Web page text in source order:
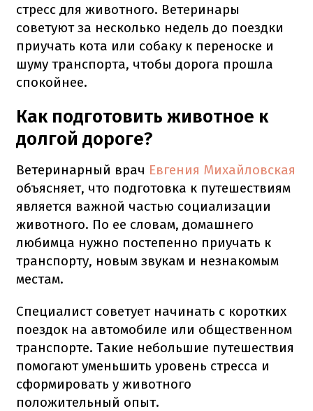
стресс для животного. Ветеринары
советуют за несколько недель до поездки
приучать кота или собаку к переноске и
шуму транспорта, чтобы дорога прошла
спокойнее.
Как подготовить животное к
долгой дороге?
Ветеринарный врач Евгения Михайловская
объясняет, что подготовка к путешествиям
является важной частью социализации
животного. По ее словам, домашнего
любимца нужно постепенно приучать к
транспорту, новым звукам и незнакомым
местам.
Специалист советует начинать с коротких
поездок на автомобиле или общественном
транспорте. Такие небольшие путешествия
помогают уменьшить уровень стресса и
сформировать у животного
положительный опыт.